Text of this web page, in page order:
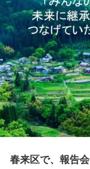
春来区で、報告会